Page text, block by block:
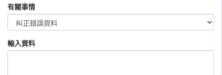
有關事情
輸入資料